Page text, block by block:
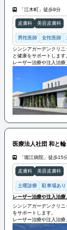
「江木町」徒歩9分
皮膚科 美容皮膚科
男性医師 女性医師
シンシアガーデンクリ
と健康をサポートします
レーザー治療や注入治
わせたカウンセリング
最新の技術と設備を用
医療法人社団 和と
「堀江病院」徒歩15
皮膚科 美容皮膚科
土曜診療 駐車場あり
レーザー治療や注入治
シンシアガーデンクリ
をサポートします。
レーザー治療や注入治
わせたカウンセリング